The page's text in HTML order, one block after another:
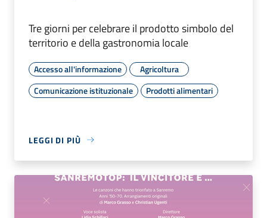
Tre giorni per celebrare il prodotto simbolo del
territorio e della gastronomia locale
Accesso all'informazione
Agricoltura
Comunicazione istituzionale
Prodotti alimentari
LEGGI DI PIÙ